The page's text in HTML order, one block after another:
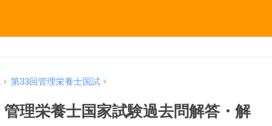
第33回管理栄養士国試
管理栄養士国家試験過去問解答・解